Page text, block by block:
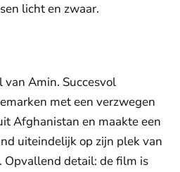
licht en zwaar.
deze video vereist jouw
Amin. Succesvol
met een verzwegen
Afghanistan en maakte een
uiteindelijk op zijn plek van
Opvallend detail: de film is